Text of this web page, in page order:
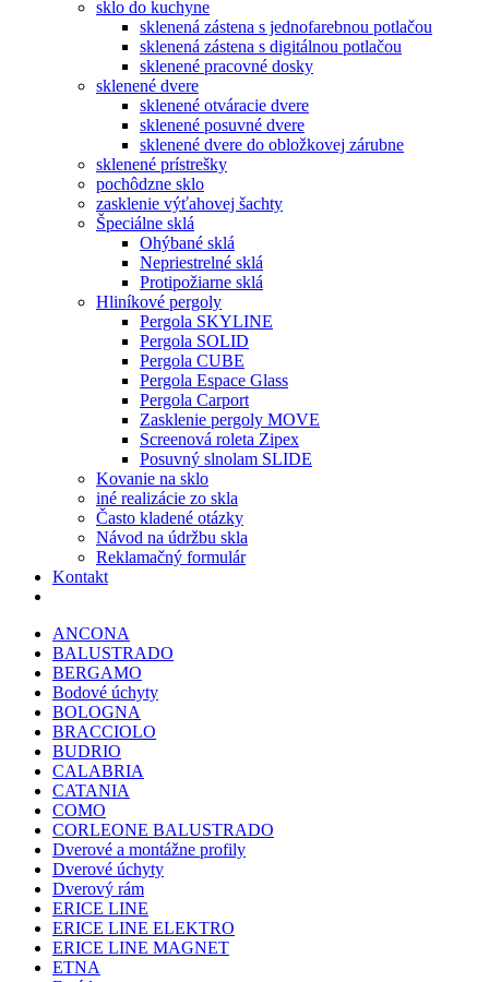
sklo do kuchyne
sklenená zástena s jednofarebnou potlačou
sklenená zástena s digitálnou potlačou
sklenené pracovné dosky
sklenené dvere
sklenené otváracie dvere
sklenené posuvné dvere
sklenené dvere do obložkovej zárubne
sklenené prístrešky
pochôdzne sklo
zasklenie výťahovej šachty
Špeciálne sklá
Ohýbané sklá
Nepriestrelné sklá
Protipožiarne sklá
Hliníkové pergoly
Pergola SKYLINE
Pergola SOLID
Pergola CUBE
Pergola Espace Glass
Pergola Carport
Zasklenie pergoly MOVE
Screenová roleta Zipex
Posuvný slnolam SLIDE
Kovanie na sklo
iné realizácie zo skla
Často kladené otázky
Návod na údržbu skla
Reklamačný formulár
Kontakt
ANCONA
BALUSTRADO
BERGAMO
Bodové úchyty
BOLOGNA
BRACCIOLO
BUDRIO
CALABRIA
CATANIA
COMO
CORLEONE BALUSTRADO
Dverové a montážne profily
Dverové úchyty
Dverový rám
ERICE LINE
ERICE LINE ELEKTRO
ERICE LINE MAGNET
ETNA